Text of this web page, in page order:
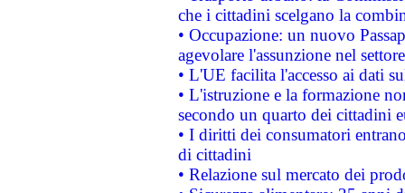
che i cittadini scelgano la
• Occupazione: un nuovo
agevolare l'assunzione nel
• L'UE facilita l'accesso ai dati
• L'istruzione e la formazione
secondo un quarto dei cittadini
• I diritti dei consumatori
di cittadini
• Relazione sul mercato dei